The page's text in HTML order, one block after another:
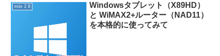
miix 2 8
Windowsタブレット（X89HD）
と WiMAX2+ルーター（NAD11）
を本格的に使ってみて